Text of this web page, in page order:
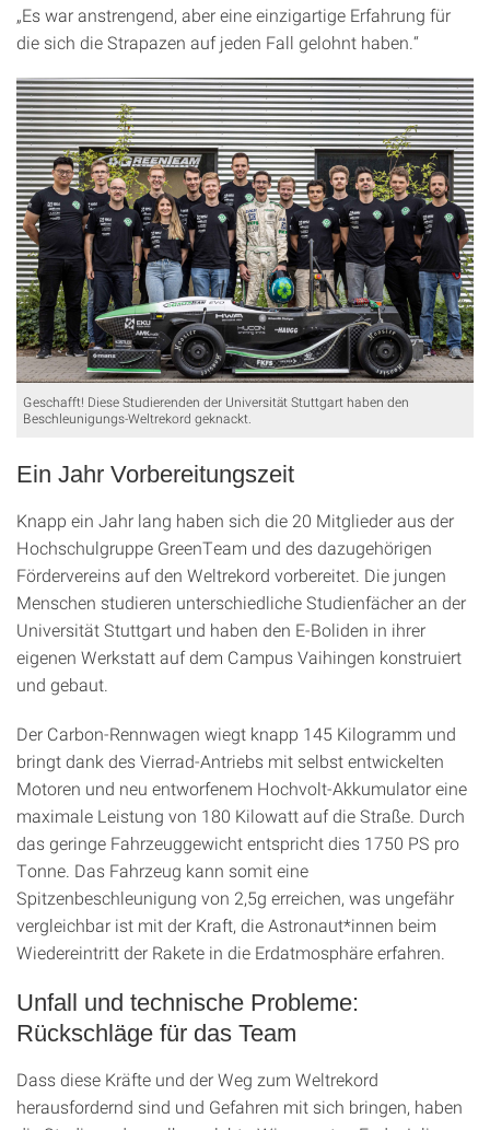
„Es war anstrengend, aber eine einzigartige Erfahrung für
die sich die Strapazen auf jeden Fall gelohnt haben.“
Geschafft! Diese Studierenden der Universität Stuttgart haben den
Beschleunigungs-Weltrekord geknackt.
Ein Jahr Vorbereitungszeit
Knapp ein Jahr lang haben sich die 20 Mitglieder aus der
Hochschulgruppe GreenTeam und des dazugehörigen
Fördervereins auf den Weltrekord vorbereitet. Die jungen
Menschen studieren unterschiedliche Studienfächer an der
Universität Stuttgart und haben den E-Boliden in ihrer
eigenen Werkstatt auf dem Campus Vaihingen konstruiert
und gebaut.
Der Carbon-Rennwagen wiegt knapp 145 Kilogramm und
bringt dank des Vierrad-Antriebs mit selbst entwickelten
Motoren und neu entworfenem Hochvolt-Akkumulator eine
maximale Leistung von 180 Kilowatt auf die Straße. Durch
das geringe Fahrzeuggewicht entspricht dies 1750 PS pro
Tonne. Das Fahrzeug kann somit eine
Spitzenbeschleunigung von 2,5g erreichen, was ungefähr
vergleichbar ist mit der Kraft, die Astronaut*innen beim
Wiedereintritt der Rakete in die Erdatmosphäre erfahren.
Unfall und technische Probleme:
Rückschläge für das Team
Dass diese Kräfte und der Weg zum Weltrekord
herausfordernd sind und Gefahren mit sich bringen, haben